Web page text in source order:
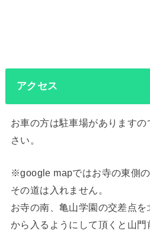
アクセス
お車の方は駐車場があります
さい。
※google mapではお寺の東側の
その道は入れません。
お寺の南、亀山学園の交差点
から入るようにして頂くと山